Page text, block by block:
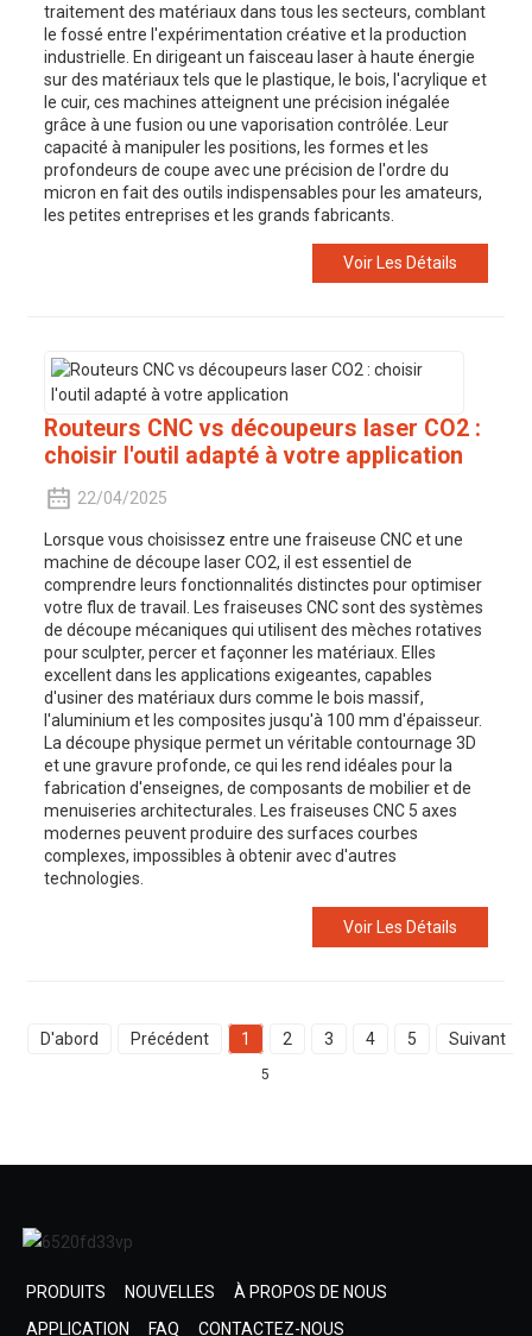
traitement des matériaux dans tous les secteurs, comblant
le fossé entre l'expérimentation créative et la production
industrielle. En dirigeant un faisceau laser à haute énergie
sur des matériaux tels que le plastique, le bois, l'acrylique et
le cuir, ces machines atteignent une précision inégalée
grâce à une fusion ou une vaporisation contrôlée. Leur
capacité à manipuler les positions, les formes et les
profondeurs de coupe avec une précision de l'ordre du
micron en fait des outils indispensables pour les amateurs,
les petites entreprises et les grands fabricants.
Voir Les Détails
Routeurs CNC vs découpeurs laser CO2 :
choisir l'outil adapté à votre application
22/04/2025
Lorsque vous choisissez entre une fraiseuse CNC et une
machine de découpe laser CO2, il est essentiel de
comprendre leurs fonctionnalités distinctes pour optimiser
votre flux de travail. Les fraiseuses CNC sont des systèmes
de découpe mécaniques qui utilisent des mèches rotatives
pour sculpter, percer et façonner les matériaux. Elles
excellent dans les applications exigeantes, capables
d'usiner des matériaux durs comme le bois massif,
l'aluminium et les composites jusqu'à 100 mm d'épaisseur.
La découpe physique permet un véritable contournage 3D
et une gravure profonde, ce qui les rend idéales pour la
fabrication d'enseignes, de composants de mobilier et de
menuiseries architecturales. Les fraiseuses CNC 5 axes
modernes peuvent produire des surfaces courbes
complexes, impossibles à obtenir avec d'autres
technologies.
Voir Les Détails
D'abord Précédent 1 2 3 4 5 Suivant
5
PRODUITS NOUVELLES
À PROPOS DE NOUS
APPLICATION
FAQ CONTACTEZ-NOUS